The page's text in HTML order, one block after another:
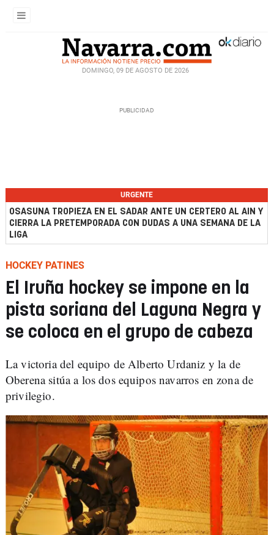
DOMINGO, 09 DE AGOSTO DE 2026
URGENTE
OSASUNA TROPIEZA EN EL SADAR ANTE UN CERTERO AL AIN Y
CIERRA LA PRETEMPORADA CON DUDAS A UNA SEMANA DE LA
LIGA
HOCKEY PATINES
El Iruña hockey se impone en la
pista soriana del Laguna Negra y
se coloca en el grupo de cabeza
La victoria del equipo de Alberto Urdaniz y la de
Oberena sitúa a los dos equipos navarros en zona de
privilegio.